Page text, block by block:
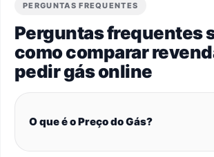
PERGUNTAS FREQUENTES
Perguntas frequentes
como comparar
pedir gás online
O que é o Preço do Gás?